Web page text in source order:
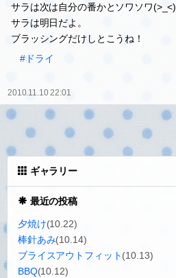
サラは次は自分の番かとソワソワ(>_<)
サラは明日だよ。
ブラッシングだけしとこうね！
#ドライ
2010.11.10 22:01
ギャラリー
最近の投稿
夕焼け(10.22)
棒針あみ(10.14)
ブライスアウトフィット(10.13)
BBQ(10.12)